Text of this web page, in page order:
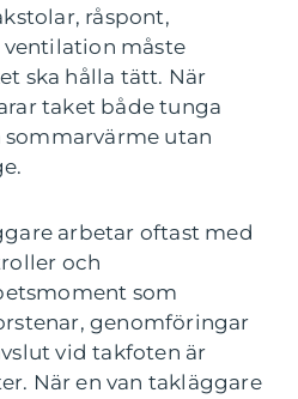
råspont,
måste
ska hålla tätt. När
taket både tunga
utan
arbetar oftast med
och
som
genomföringar
vid takfoten är
När en van takläggare